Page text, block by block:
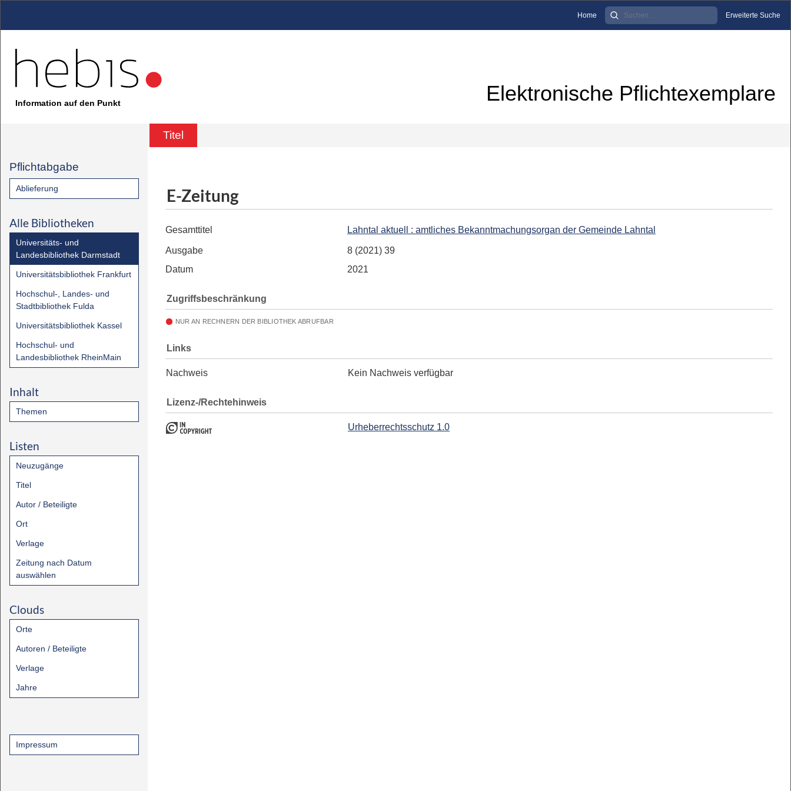
Home Erweiterte Suche
Information auf den Punkt Elektronische Pflichtexemplare
Titel
Pflichtabgabe
Ablieferung
Alle Bibliotheken
Universitäts- und
Landesbibliothek Darmstadt
Universitätsbibliothek Frankfurt
Hochschul-, Landes- und
Stadtbibliothek Fulda
Universitätsbibliothek Kassel
Hochschul- und
Landesbibliothek RheinMain
Inhalt
Themen
Listen
Neuzugänge
Titel
Autor / Beteiligte
Ort
Verlage
Zeitung nach Datum
auswählen
Clouds
Orte
Autoren / Beteiligte
Verlage
Jahre
Impressum
E-Zeitung
Gesamttitel Lahntal aktuell : amtliches Bekanntmachungsorgan der Gemeinde Lahntal
Ausgabe
8 (2021) 39
Datum
2021
Zugriffsbeschränkung
NUR AN RECHNERN DER BIBLIOTHEK ABRUFBAR
Links
Nachweis Kein Nachweis verfügbar
Lizenz-/Rechtehinweis
Urheberrechtsschutz 1.0